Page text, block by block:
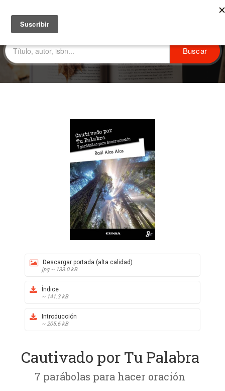
Descargar portada (alta calidad)
jpg ~ 133.0 kB
Índice
~ 141.3 kB
Introducción
~ 205.6 kB
Cautivado por Tu Palabra
7 parábolas para hacer oración